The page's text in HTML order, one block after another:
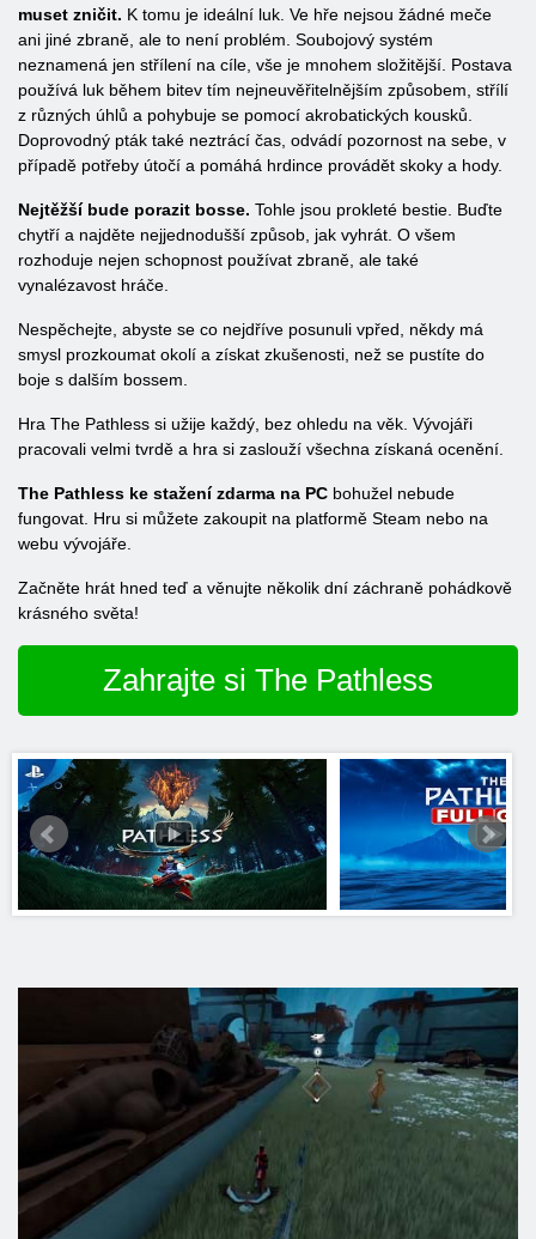
muset zničit. K tomu je ideální luk. Ve hře nejsou žádné meče
ani jiné zbraně, ale to není problém. Soubojový systém
neznamená jen střílení na cíle, vše je mnohem složitější. Postava
používá luk během bitev tím nejneuvěřitelnějším způsobem, střílí
z různých úhlů a pohybuje se pomocí akrobatických kousků.
Doprovodný pták také neztrácí čas, odvádí pozornost na sebe, v
případě potřeby útočí a pomáhá hrdince provádět skoky a hody.
Nejtěžší bude porazit bosse. Tohle jsou prokleté bestie. Buďte
chytří a najděte nejjednodušší způsob, jak vyhrát. O všem
rozhoduje nejen schopnost používat zbraně, ale také
vynalézavost hráče.
Nespěchejte, abyste se co nejdříve posunuli vpřed, někdy má
smysl prozkoumat okolí a získat zkušenosti, než se pustíte do
boje s dalším bossem.
Hra The Pathless si užije každý, bez ohledu na věk. Vývojáři
pracovali velmi tvrdě a hra si zaslouží všechna získaná ocenění.
The Pathless ke stažení zdarma na PC bohužel nebude
fungovat. Hru si můžete zakoupit na platformě Steam nebo na
webu vývojáře.
Začněte hrát hned teď a věnujte několik dní záchraně pohádkově
krásného světa!
Zahrajte si The Pathless